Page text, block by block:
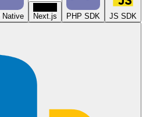
JS SDK
PHP SDK
Next.js
Native